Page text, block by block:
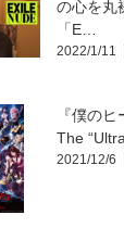
の心を丸
「E…
2022/1/11
『僕の
The
2021/12/6